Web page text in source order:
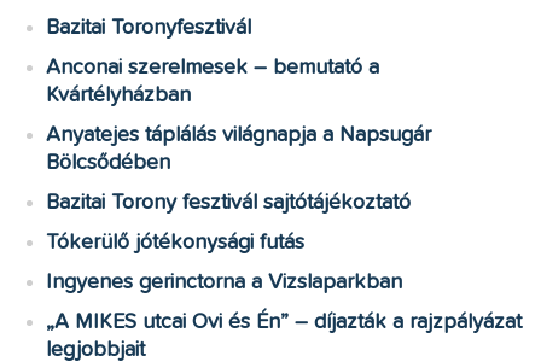
Bazitai Toronyfesztivál
Anconai szerelmesek – bemutató a
Kvártélyházban
Anyatejes táplálás világnapja a Napsugár
Bölcsődében
Bazitai Torony fesztivál sajtótájékoztató
Tókerülő jótékonysági futás
Ingyenes gerinctorna a Vizslaparkban
„A MIKES utcai Ovi és Én” – díjazták a rajzpályázat
legjobbjait